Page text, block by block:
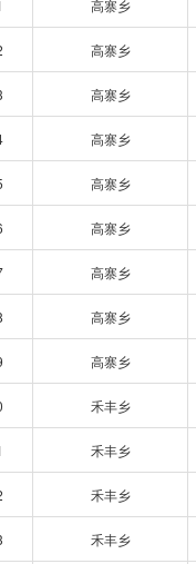
高寨乡
高寨乡
高寨乡
高寨乡
高寨乡
高寨乡
高寨乡
高寨乡
高寨乡
禾丰乡
禾丰乡
禾丰乡
禾丰乡